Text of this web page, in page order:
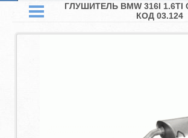
ГЛУШИТЕЛЬ BMW 316I 1.6TI
КОД 03.124